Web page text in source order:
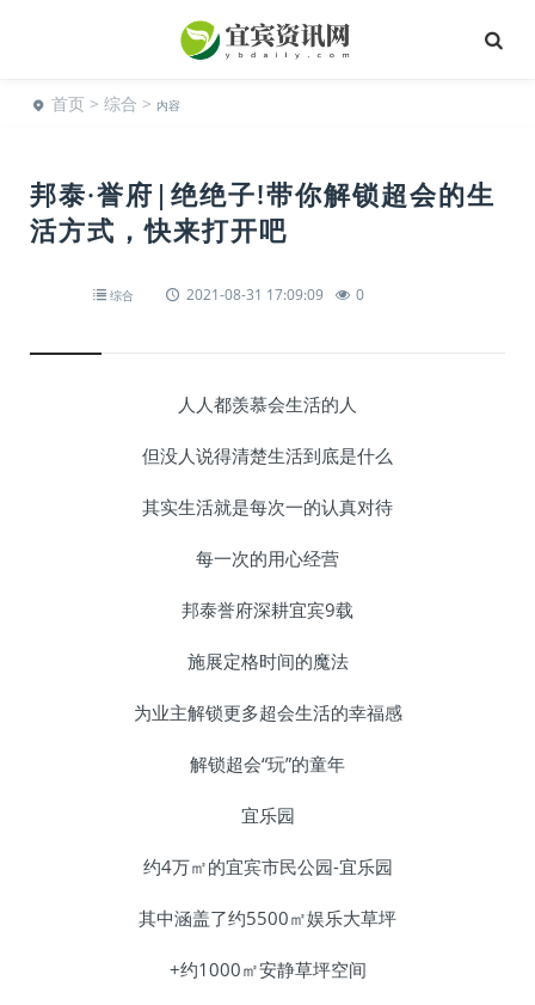
首页 > 综合 > 内容
邦泰·誉府|绝绝子!带你解锁超会的生
活方式，快来打开吧
综合 2021-08-31 17:09:09 0
人人都羡慕会生活的人
但没人说得清楚生活到底是什么
其实生活就是每次一的认真对待
每一次的用心经营
邦泰誉府深耕宜宾9载
施展定格时间的魔法
为业主解锁更多超会生活的幸福感
解锁超会“玩”的童年
宜乐园
约4万㎡的宜宾市民公园-宜乐园
其中涵盖了约5500㎡娱乐大草坪
+约1000㎡安静草坪空间